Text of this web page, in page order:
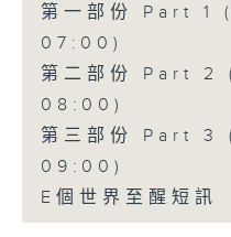
第一部份 Part 1
07:00)
第二部份 Part
08:00)
第三部份 Part
09:00)
E個世界至醒短訊